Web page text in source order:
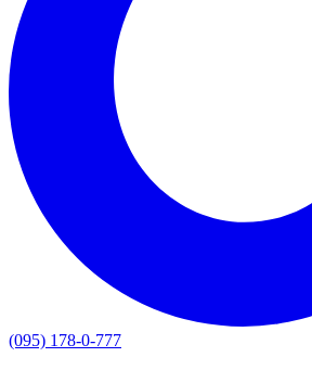
(095) 178-0-777